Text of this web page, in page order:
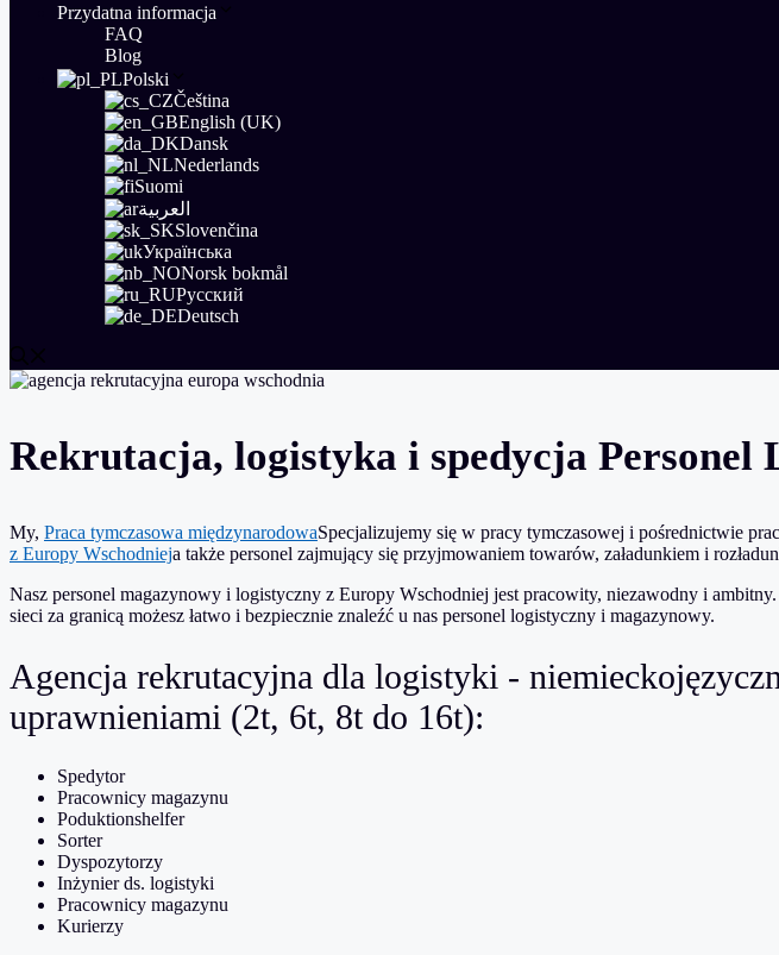
Przydatna informacja
FAQ
Blog
Polski
Čeština
English (UK)
Dansk
Nederlands
Suomi
العربية
Slovenčina
Українська
Norsk bokmål
Русский
Deutsch
Rekrutacja, logistyka i spedycja Personel
My, Praca tymczasowa międzynarodowaSpecjalizujemy się w pracy tymczasowej i pośrednictwie
z Europy Wschodnieja także personel zajmujący się przyjmowaniem towarów, załadunkiem i
Nasz personel magazynowy i logistyczny z Europy Wschodniej jest pracowity, niezawodny i
sieci za granicą możesz łatwo i bezpiecznie znaleźć u nas personel logistyczny i magazynowy.
Agencja rekrutacyjna dla logistyki -
uprawnieniami (2t, 6t, 8t do 16t):
Spedytor
Pracownicy magazynu
Poduktionshelfer
Sorter
Dyspozytorzy
Inżynier ds. logistyki
Pracownicy magazynu
Kurierzy